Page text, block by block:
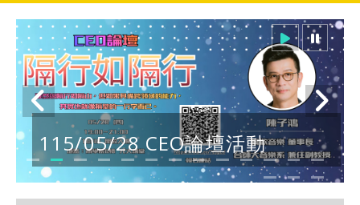
115/05/28 CEO論壇活動